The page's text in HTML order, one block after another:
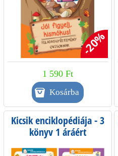
-20%
1 590 Ft
Kicsik enciklopédiája - 3
könyv 1 áráért